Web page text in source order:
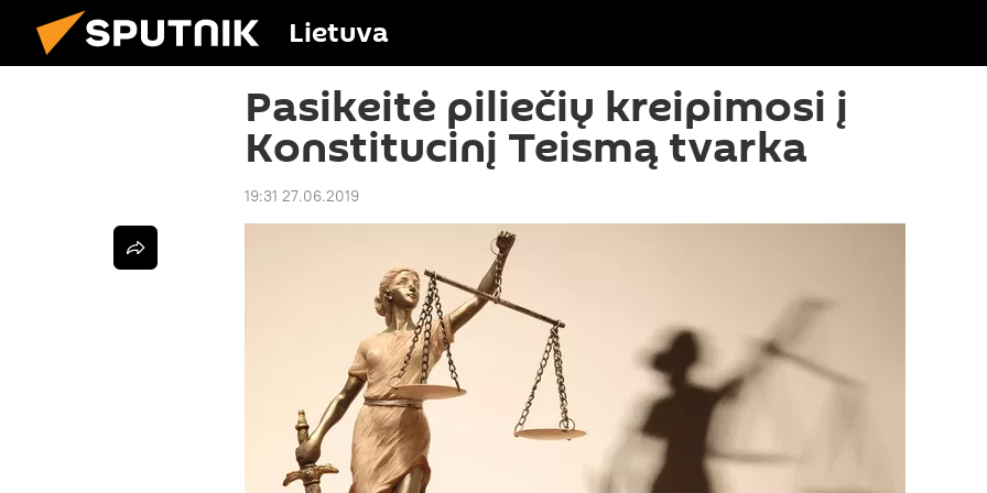
Lietuva
Pasikeitė piliečių kreipimosi į
Konstitucinį Teismą tvarka
19:31 27.06.2019